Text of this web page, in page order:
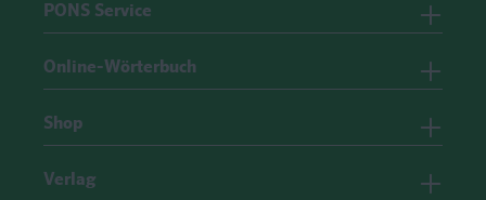
PONS Service
Online-Wörterbuch
Shop
Verlag